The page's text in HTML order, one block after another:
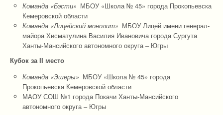
Команда «Бэсти» МБОУ «Школа № 45» города Прокопьевска
Кемеровской области
Команда «Лицейский монолит» МБОУ Лицей имени генерал-
майора Хисматулина Василия Ивановича города Сургута
Ханты-Мансийского автономного округа – Югры
Кубок за II место
Команда «Эшеры» МБОУ «Школа № 45» города
Прокопьевска Кемеровской области
МАОУ СОШ №1 города Покачи Ханты-Мансийского
автономного округа – Югры